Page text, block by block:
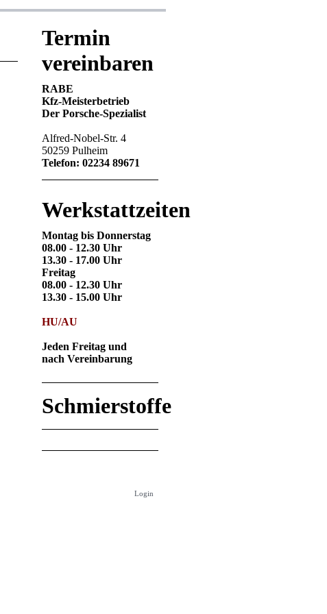
Termin
vereinbaren
RABE
Kfz-Meisterbetrieb
Der Porsche-Spezialist
Alfred-Nobel-Str. 4
50259 Pulheim
Telefon: 02234 89671
Werkstattzeiten
Montag bis Donnerstag
08.00 - 12.30 Uhr
13.30 - 17.00 Uhr
Freitag
08.00 - 12.30 Uhr
13.30 - 15.00 Uhr
HU/AU
Jeden Freitag und
nach Vereinbarung
Schmierstoffe
Login